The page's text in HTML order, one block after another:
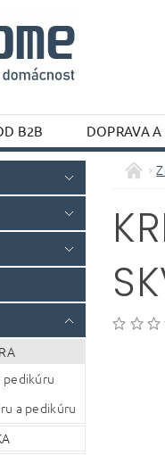
B2B DOPRAVA
pedikúru
a pedikúru